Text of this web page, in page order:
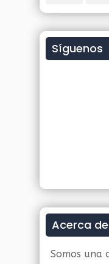
Síguenos
Acerca
Somos una